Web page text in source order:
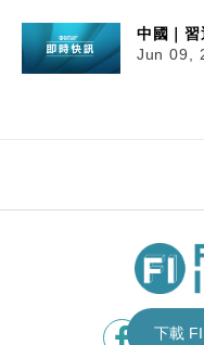
中國｜
Jun 09,
下載